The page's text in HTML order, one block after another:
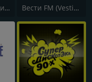
Дорожное Радио (Dorojnoe Radio) Вести FM (Vesti FM)